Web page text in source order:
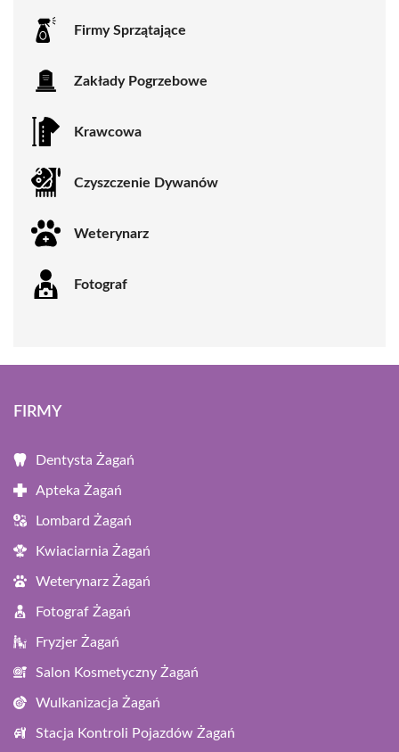
Firmy Sprzątające
Zakłady Pogrzebowe
Krawcowa
Czyszczenie Dywanów
Weterynarz
Fotograf
FIRMY
Dentysta Żagań
Apteka Żagań
Lombard Żagań
Kwiaciarnia Żagań
Weterynarz Żagań
Fotograf Żagań
Fryzjer Żagań
Salon Kosmetyczny Żagań
Wulkanizacja Żagań
Stacja Kontroli Pojazdów Żagań